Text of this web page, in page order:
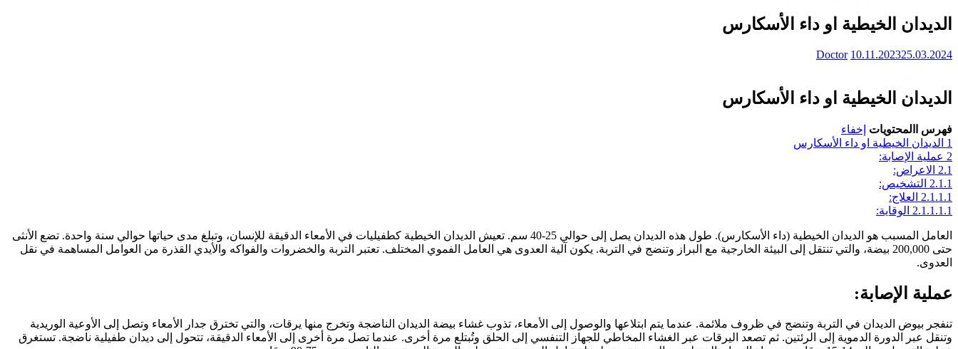
الديدان الخيطية او داء الأسكارس
10.11.202325.03.2024
Doctor
الديدان الخيطية او داء الأسكارس
فهرس االمحتويات إخفاء
1 الديدان الخيطية او داء الأسكارس
2 عملية الإصابة:
2.1 الاعراض:
2.1.1 التشخيص:
2.1.1.1 العلاج:
2.1.1.1.1 الوقاية:
العامل المسبب هو الديدان الخيطية (داء الأسكارس). طول هذه الديدان يصل إلى حوالي 25-40 سم. تعيش الديدان الخيطية كطفيليات في الأمعاء الدقيقة للإنسان، وتبلغ مدى حياتها حوالي سنة واحدة. تضع الأنثى
حتى 200,000 بيضة، والتي تنتقل إلى البيئة الخارجية مع البراز وتنضج في التربة. يكون آلية العدوى هي العامل الفموي المختلف. تعتبر التربة والخضروات والفواكه والأيدي القذرة من العوامل المساهمة في نقل
العدوى.
عملية الإصابة:
تنفجر بيوض الديدان في التربة وتنضج في ظروف ملائمة. عندما يتم ابتلاعها والوصول إلى الأمعاء، تذوب غشاء بيضة الديدان الناضجة وتخرج منها يرقات، والتي تخترق جدار الأمعاء وتصل إلى الأوعية الوريدية
وتنقل عبر الدورة الدموية إلى الرئتين. ثم تصعد اليرقات عبر الغشاء المخاطي للجهاز التنفسي إلى الحلق وتُبتلع مرة أخرى. عندما تصل مرة أخرى إلى الأمعاء الدقيقة، تتحول إلى ديدان طفيلية ناضجة. تستغرق